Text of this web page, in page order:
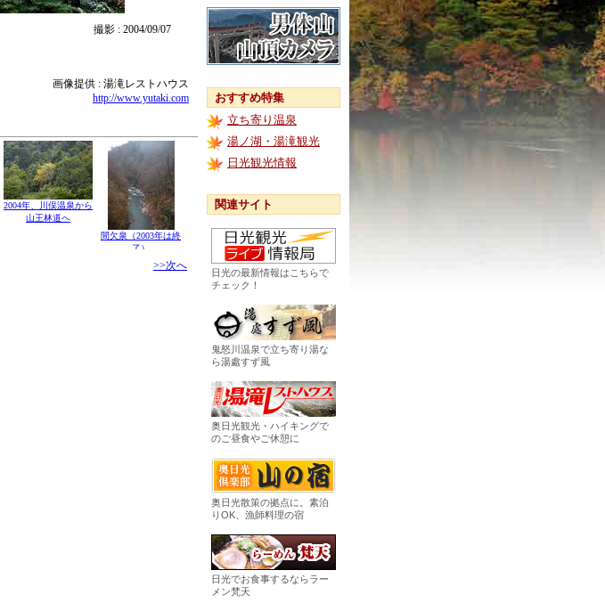
撮影 : 2004/09/07
画像提供 : 湯滝レストハウス
http://www.yutaki.com
2004年、川俣温泉から
山王林道へ
間欠泉（2003年は終
了）
>>次へ
おすすめ特集
立ち寄り温泉
湯ノ湖・湯滝観光
日光観光情報
関連サイト
日光の最新情報はこちらで
チェック！
鬼怒川温泉で立ち寄り湯な
ら湯處すず風
奥日光観光・ハイキングで
のご昼食やご休憩に
奥日光散策の拠点に。素泊
りOK、漁師料理の宿
日光でお食事するならラー
メン梵天